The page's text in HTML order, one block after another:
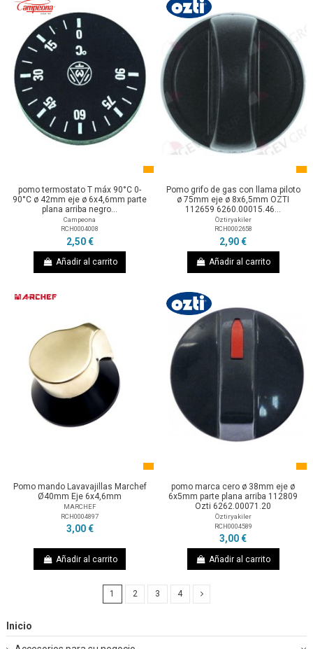
pomo termostato T máx 90°C 0-
90°C ø 42mm eje ø 6x4,6mm parte
plana arriba negro...
Campeona
RCH0004008
2,50 €
Añadir al carrito
Pomo grifo de gas con llama piloto
ø 75mm eje ø 8x6,5mm OZTI
112659 6260.00015.46...
Öztiryakiler
RCH0002658
2,90 €
Añadir al carrito
Pomo mando Lavavajillas Marchef
Ø40mm Eje 6x4,6mm
MARCHEF
RCH0004897
3,00 €
Añadir al carrito
pomo marca cero ø 38mm eje ø
6x5mm parte plana arriba 112809
Ozti 6262.00071.20
Öztiryakiler
RCH0004589
3,00 €
Añadir al carrito
1 2 3 4
Inicio